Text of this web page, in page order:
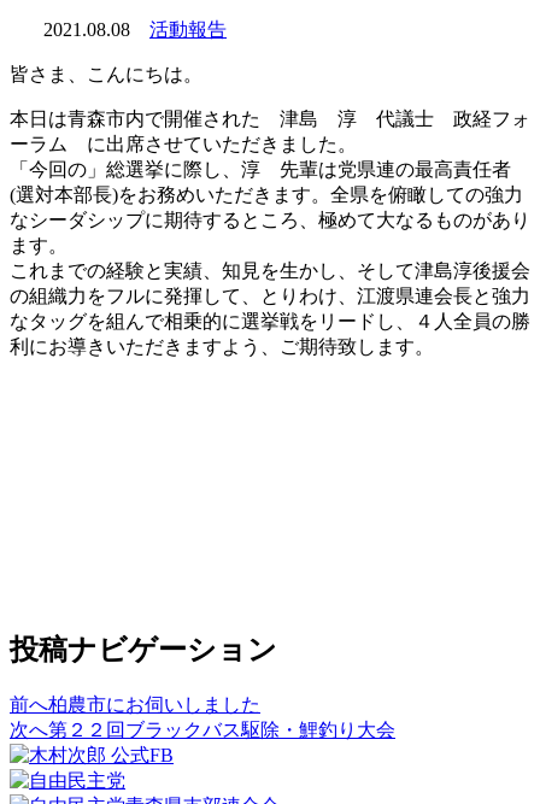
2021.08.08 活動報告
皆さま、こんにちは。
本日は青森市内で開催された 津島 淳 代議士 政経フォ
ーラム に出席させていただきました。
「今回の」総選挙に際し、淳 先輩は党県連の最高責任者
(選対本部長)をお務めいただきます。全県を俯瞰しての強力
なシーダシップに期待するところ、極めて大なるものがあり
ます。
これまでの経験と実績、知見を生かし、そして津島淳後援会
の組織力をフルに発揮して、とりわけ、江渡県連会長と強力
なタッグを組んで相乗的に選挙戦をリードし、４人全員の勝
利にお導きいただきますよう、ご期待致します。
投稿ナビゲーション
前へ柏農市にお伺いしました
次へ第２２回ブラックバス駆除・鯉釣り大会